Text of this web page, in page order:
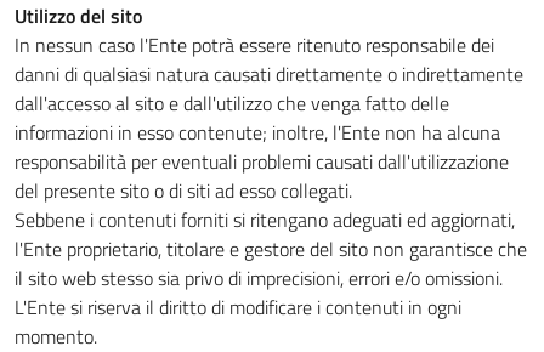
Utilizzo del sito
In nessun caso l'Ente potrà essere ritenuto responsabile dei
danni di qualsiasi natura causati direttamente o indirettamente
dall'accesso al sito e dall'utilizzo che venga fatto delle
informazioni in esso contenute; inoltre, l'Ente non ha alcuna
responsabilità per eventuali problemi causati dall'utilizzazione
del presente sito o di siti ad esso collegati.
Sebbene i contenuti forniti si ritengano adeguati ed aggiornati,
l'Ente proprietario, titolare e gestore del sito non garantisce che
il sito web stesso sia privo di imprecisioni, errori e/o omissioni.
L'Ente si riserva il diritto di modificare i contenuti in ogni
momento.